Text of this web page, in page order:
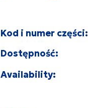
Kod i numer części:
Dostępność:
Availability: